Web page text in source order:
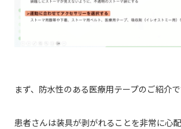
まず、防水性のある医療用テープのご紹介で
患者さんは装具が剥がれることを非常に心